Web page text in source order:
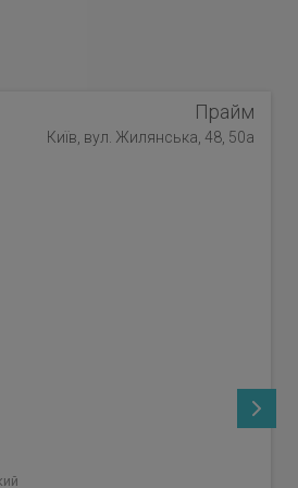
Прайм
Київ, вул. Жилянська, 48, 50а